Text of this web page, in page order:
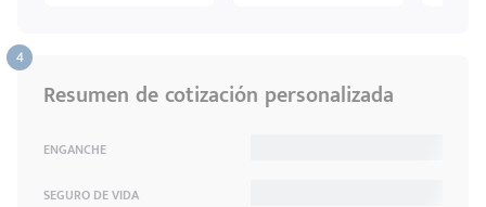
Resumen de cotización personalizada
ENGANCHE
SEGURO DE VIDA